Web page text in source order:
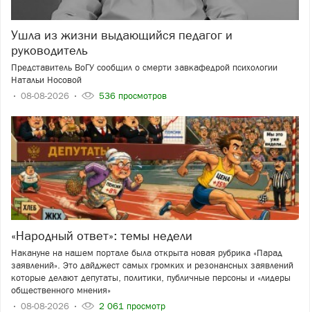
Ушла из жизни выдающийся педагог и
руководитель
Представитель ВоГУ сообщил о смерти завкафедрой психологии
Натальи Носовой
08-08-2026
536 просмотров
«Народный ответ»: темы недели
Накануне на нашем портале была открыта новая рубрика «Парад
заявлений». Это дайджест самых громких и резонансных заявлений
которые делают депутаты, политики, публичные персоны и «лидеры
общественного мнения»
08-08-2026
2 061 просмотр